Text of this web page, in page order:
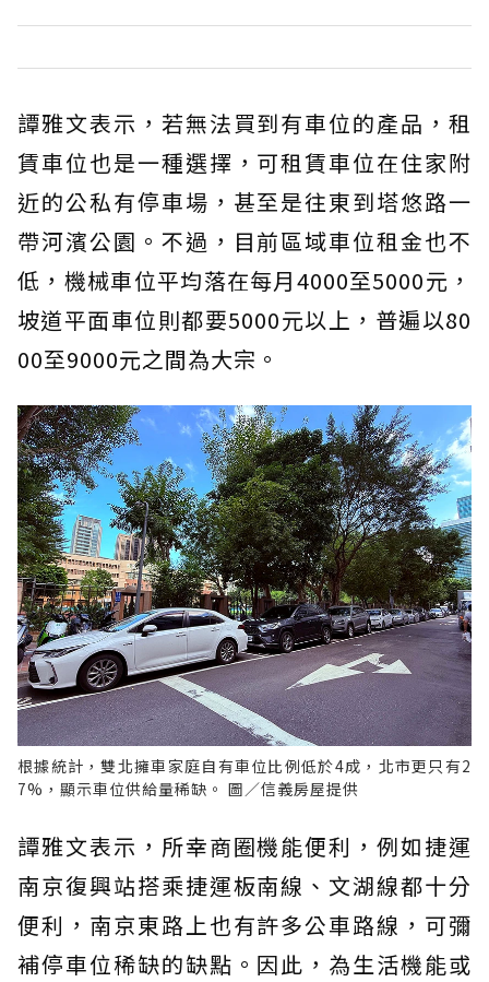
譚雅文表示，若無法買到有車位的產品，租
賃車位也是一種選擇，可租賃車位在住家附
近的公私有停車場，甚至是往東到塔悠路一
帶河濱公園。不過，目前區域車位租金也不
低，機械車位平均落在每月4000至5000元，
坡道平面車位則都要5000元以上，普遍以80
00至9000元之間為大宗。
根據統計，雙北擁車家庭自有車位比例低於4成，北市更只有2
7%，顯示車位供給量稀缺。 圖／信義房屋提供
譚雅文表示，所幸商圈機能便利，例如捷運
南京復興站搭乘捷運板南線、文湖線都十分
便利，南京東路上也有許多公車路線，可彌
補停車位稀缺的缺點。因此，為生活機能或